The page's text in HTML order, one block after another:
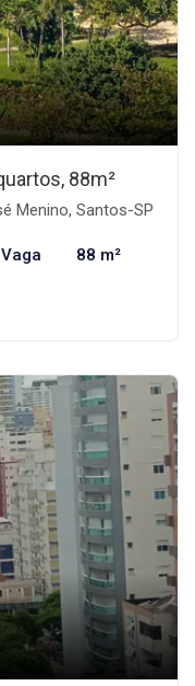
88m²
Menino, Santos-SP
88 m²